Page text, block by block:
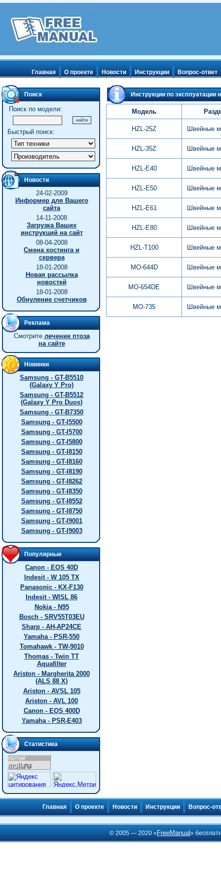
Главная О проекте Новости Инструкции Вопрос-ответ
Поиск
Поиск по модели:
Быстрый поиск:
Новости
24-02-2009
Информер для Вашего
сайта
14-11-2008
Загрузка Ваших
инструкций на сайт
08-04-2008
Смена хостинга и
сервера
18-01-2008
Новая рассылка
новостей
18-01-2008
Обнуление счетчиков
Реклама
Смотрите лечение птоза
на сайте
Новинки
Samsung - GT-B5510
(Galaxy Y Pro)
Samsung - GT-B5512
(Galaxy Y Pro Duos)
Samsung - GT-B7350
Samsung - GT-I5500
Samsung - GT-I5700
Samsung - GT-I5800
Samsung - GT-I8150
Samsung - GT-I8160
Samsung - GT-I8190
Samsung - GT-I8262
Samsung - GT-I8350
Samsung - GT-I8552
Samsung - GT-I8750
Samsung - GT-I9001
Samsung - GT-I9003
Популярные
Canon - EOS 40D
Indesit - W 105 TX
Panasonic - KX-F130
Indesit - WISL 86
Nokia - N95
Bosch - SRV55T03EU
Sharp - AH-AP24CE
Yamaha - PSR-550
Tomahawk - TW-9010
Thomas - Twin TT
Aquafilter
Ariston - Margherita 2000
(ALS 88 X)
Ariston - AVSL 105
Ariston - AVL 100
Canon - EOS 400D
Yamaha - PSR-E403
Статистика
Инструкции по эксплуатации
Модель
HZL-25Z Швейные
HZL-35Z Швейные
HZL-E40 Швейные
HZL-E50 Швейные
HZL-E61 Швейные
HZL-E80 Швейные
HZL-T100 Швейные
MO-644D Швейные
MO-654DE Швейные
MO-735 Швейные
Главная О проекте Новости Инструкции Вопрос-
© 2005 — 2020 « FreeManual»